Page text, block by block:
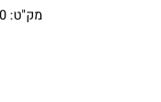
מק"ט: